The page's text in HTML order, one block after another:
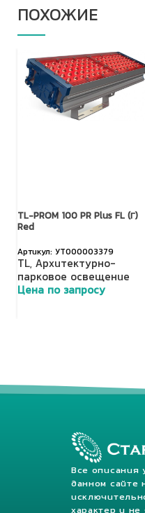
ПОХОЖИЕ
TL-PROM 100 PR Plus FL (Г)
Red
УТ000003379
TL, Архитектурно-
парковое освещение
Цена по запросу
Все описания
данном сайте
характер и не